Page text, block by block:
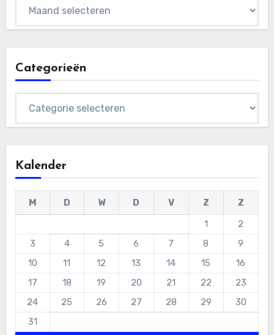
Categorieën
Kalender
M D W D V Z
Z
1
2
3
4 5 6 7 8
9
10
11 12 13 14 15
16
17
18 19 20 21 22
23
24
25 26 27 28 29
30
31